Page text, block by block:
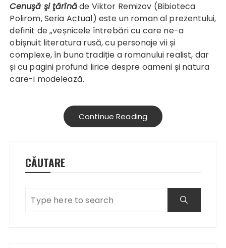
Cenuşă şi ţărînăde Viktor Remizov (Bibioteca
Polirom, Seria Actual) este un roman al prezentului,
definit de „veșnicele întrebări cu care ne-a
obișnuit literatura rusă, cu personaje vii și
complexe, în buna tradiție a romanului realist, dar
și cu pagini profund lirice despre oameni și natura
care-i modelează.
Continue Reading
CĂUTARE